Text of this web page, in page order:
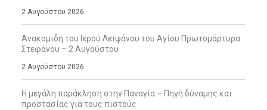
2 Αυγούστου 2026
Ανακομιδή του Ιερού Λειψάνου του Αγίου Πρωτομάρτυρα
Στεφάνου – 2 Αυγούστου
2 Αυγούστου 2026
Η μεγάλη παράκληση στην Παναγία – Πηγή δύναμης και
προστασίας για τους πιστούς